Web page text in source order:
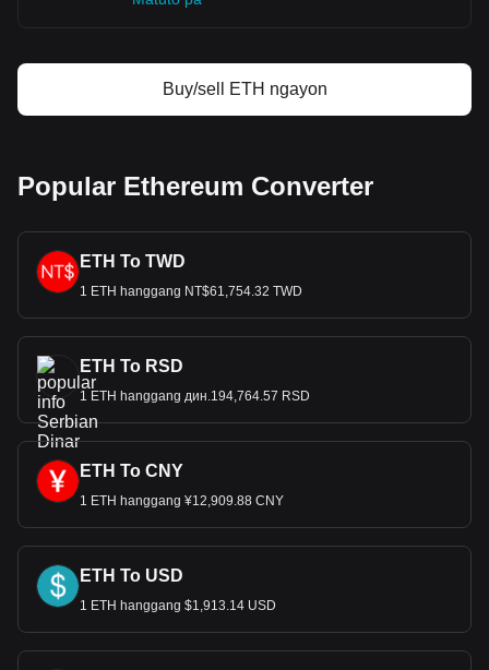
Buy/sell ETH ngayon
Popular Ethereum Converter
ETH To TWD
1 ETH hanggang NT$61,754.32 TWD
ETH To RSD
1 ETH hanggang дин.194,764.57 RSD
ETH To CNY
1 ETH hanggang ¥12,909.88 CNY
ETH To USD
1 ETH hanggang $1,913.14 USD